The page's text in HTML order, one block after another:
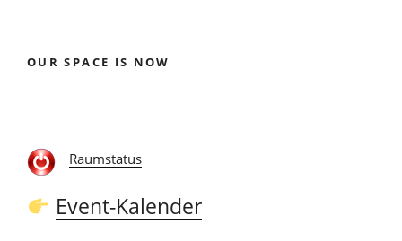
OUR SPACE IS NOW
Raumstatus
Event-Kalender